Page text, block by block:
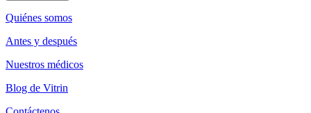
Quiénes somos
Antes y después
Nuestros médicos
Blog de Vitrin